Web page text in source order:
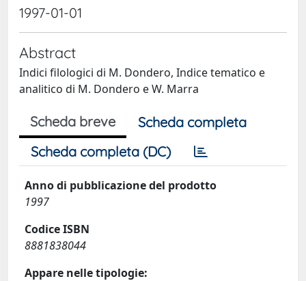
1997-01-01
Abstract
Indici filologici di M. Dondero, Indice tematico e
analitico di M. Dondero e W. Marra
Scheda breve
Scheda completa
Scheda completa (DC)
Anno di pubblicazione del prodotto
1997
Codice ISBN
8881838044
Appare nelle tipologie: